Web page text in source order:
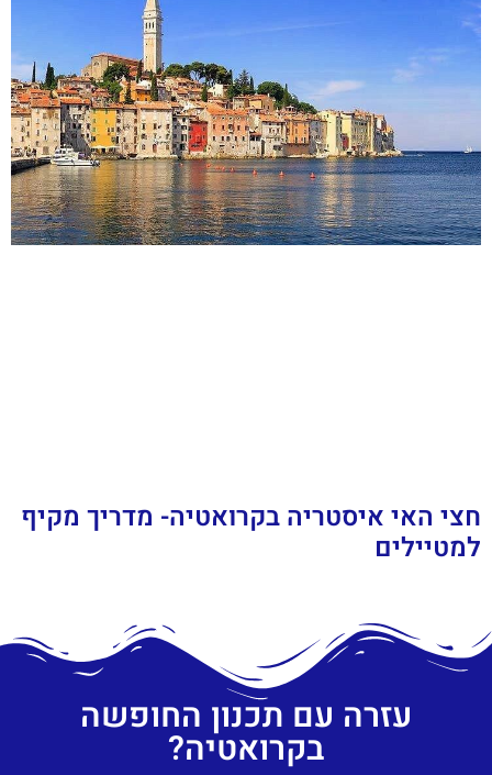
חצי האי איסטריה בקרואטיה- מדריך מקיף
למטיילים
עזרה עם תכנון החופשה
בקרואטיה?